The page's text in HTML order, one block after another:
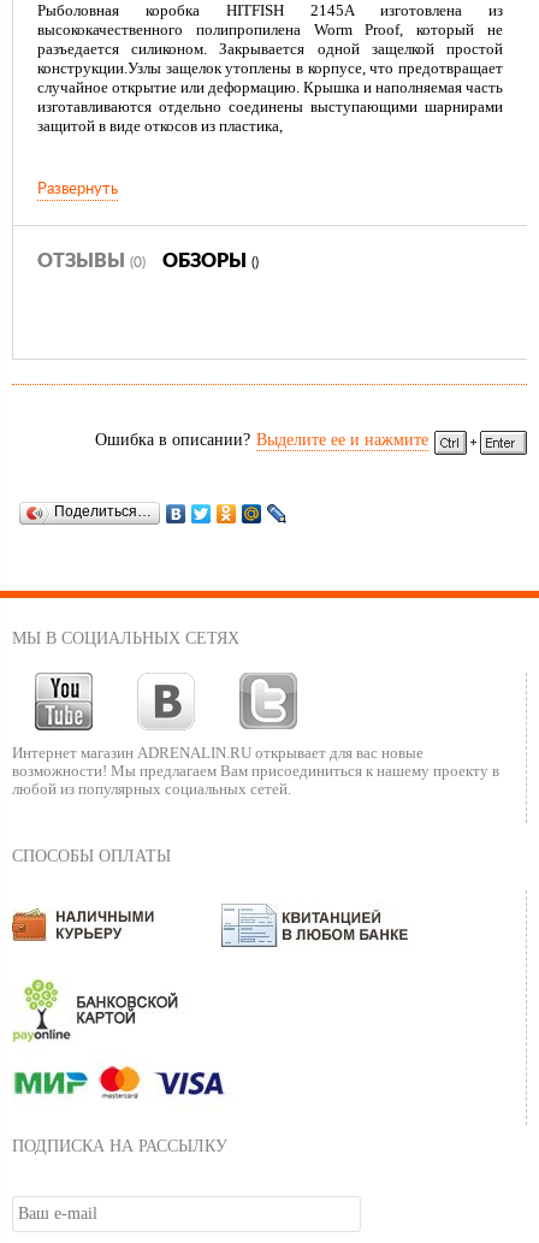
Рыболовная коробка HITFISH 2145A изготовлена из
высококачественного полипропилена Worm Proof, который не
разъедается силиконом. Закрывается одной защелкой простой
конструкции.Узлы защелок утоплены в корпусе, что предотвращает
случайное открытие или деформацию. Крышка и наполняемая часть
изготавливаются отдельно соединены выступающими шарнирами
защитой в виде откосов из пластика,
Характеристики: 10 слотов (max). 1 продольная длинная секция и 3
не изменяемые секции меньшего размера, 6 разделителей.
Габариты: 21x11,8x4,5cm
Развернуть
ОТЗЫВЫ (0) ОБЗОРЫ ()
Ошибка в описании? Выделите ее и нажмите
Поделиться…
МЫ В СОЦИАЛЬНЫХ СЕТЯХ
Интернет магазин ADRENALIN.RU открывает для вас новые
возможности! Мы предлагаем Вам присоединиться к нашему проекту в
любой из популярных социальных сетей.
СПОСОБЫ ОПЛАТЫ
ПОДПИСКА НА РАССЫЛКУ